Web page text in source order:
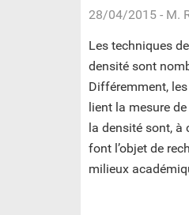
28/04/2015 - M.
Les techniques
densité sont
Différemment,
lient la mesure
la densité sont, à
font l’objet de
milieux